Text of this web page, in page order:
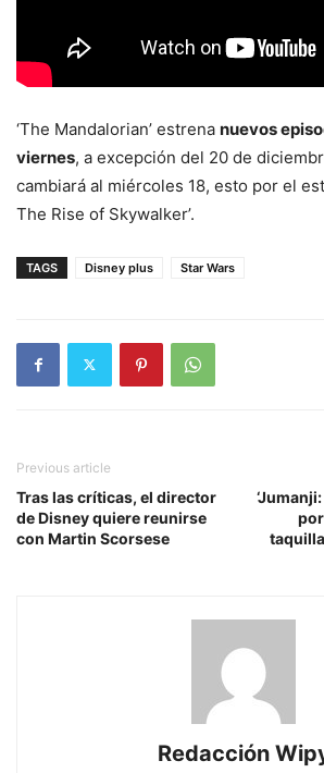
‘The Mandalorian’ estrena nuevos
viernes, a excepción del 20 de
cambiará al miércoles 18, esto por el
The Rise of Skywalker’.
TAGS Disney plus Star Wars
Previous article
Tras las críticas, el director
de Disney quiere reunirse
con Martin Scorsese
Redacción